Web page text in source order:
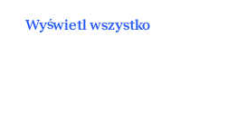
Wyświetl wszystko